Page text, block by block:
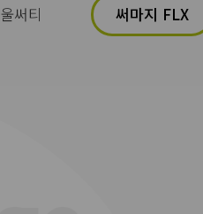
울써티 써마지 FLX